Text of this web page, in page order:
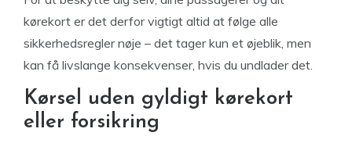
kørekort er det derfor vigtigt altid at følge alle
sikkerhedsregler nøje – det tager kun et øjeblik, men
kan få livslange konsekvenser, hvis du undlader det.
Kørsel uden gyldigt kørekort
eller forsikring